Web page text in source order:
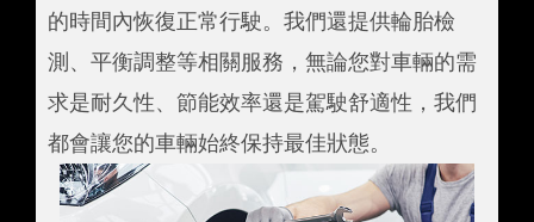
的時間內恢復正常行駛。我們還提供輪胎檢
測、平衡調整等相關服務，無論您對車輛的需
求是耐久性、節能效率還是駕駛舒適性，我們
都會讓您的車輛始終保持最佳狀態。